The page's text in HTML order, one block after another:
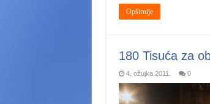
Opširnije
180 Tisuća za
4. ožujka 2011. 0